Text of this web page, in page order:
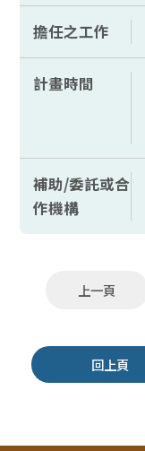
擔任之工作
計畫時間
補助/委託或合
作機構
上一頁
回上頁